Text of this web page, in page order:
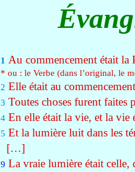
1 Au commencement était la
* ou : le Verbe (dans l’original, le
2 Elle était au
3 Toutes choses furent faites
4 En elle était la vie, et la vie
5 Et la lumière luit dans les
[…]
9 La vraie lumière était celle,